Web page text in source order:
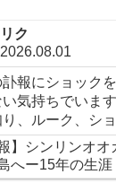
リク
2026.08.01
報にショック
い気持ちでいま
り、ルーク、シ
報】シンリンオ
へー15年の生涯